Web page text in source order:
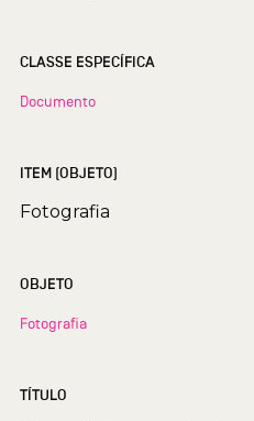
CLASSE ESPECÍFICA
Documento
ITEM (OBJETO)
Fotografia
OBJETO
Fotografia
TÍTULO